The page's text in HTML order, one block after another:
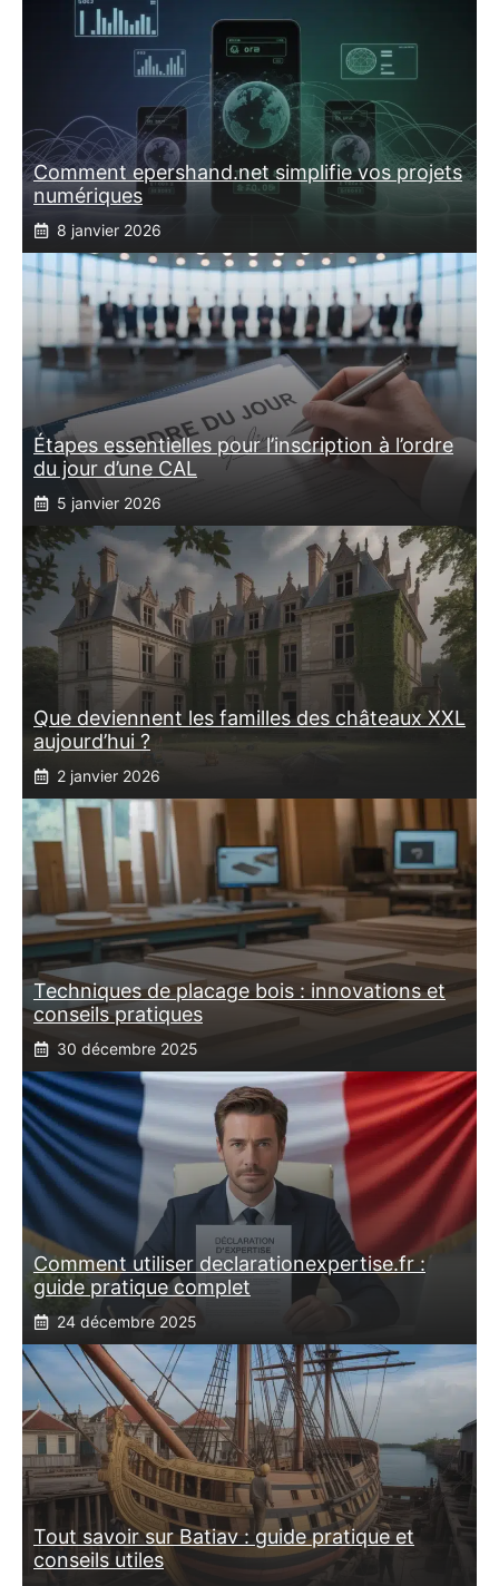
Comment epershand.net simplifie vos projets
numériques
8 janvier 2026
Étapes essentielles pour l’inscription à l’ordre
du jour d’une CAL
5 janvier 2026
Que deviennent les familles des châteaux XXL
aujourd’hui ?
2 janvier 2026
Techniques de placage bois : innovations et
conseils pratiques
30 décembre 2025
Comment utiliser declarationexpertise.fr :
guide pratique complet
24 décembre 2025
Tout savoir sur Batiav : guide pratique et
conseils utiles